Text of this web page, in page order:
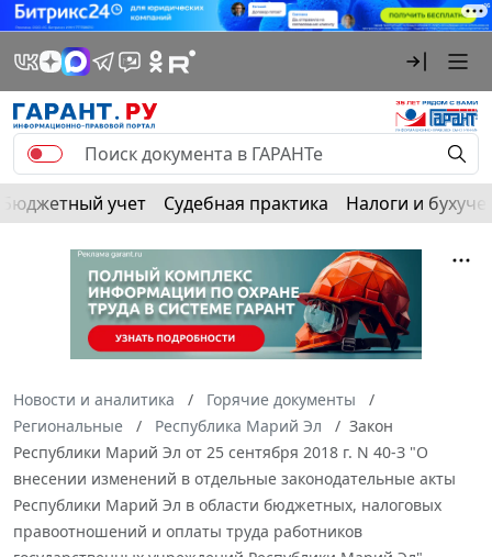
Бюджетный учет Судебная практика Налоги и
Новости и аналитика
Горячие документы
Региональные
Республика Марий Эл
Закон
Республики Марий Эл от 25 сентября 2018 г. N 40-З "О
внесении изменений в отдельные законодательные акты
Республики Марий Эл в области бюджетных, налоговых
правоотношений и оплаты труда работников